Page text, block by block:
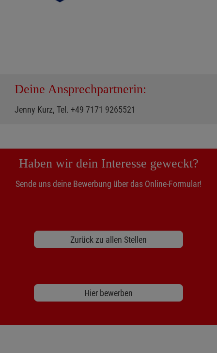
Deine Ansprechpartnerin:
Jenny Kurz, Tel. +49 7171 9265521
Haben wir dein Interesse geweckt?
Sende uns deine Bewerbung über das Online-Formular!
Zurück zu allen Stellen
Hier bewerben